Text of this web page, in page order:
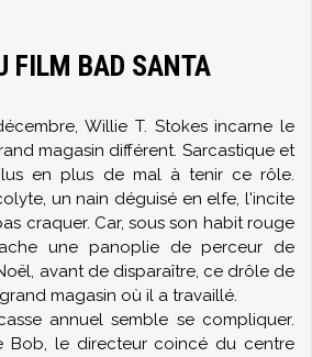
FILM BAD SANTA
Willie T. Stokes incarne le
magasin différent. Sarcastique et
en plus de mal à tenir ce rôle.
un nain déguisé en elfe, l'incite
craquer. Car, sous son habit rouge
une panoplie de perceur de
avant de disparaître, ce drôle de
magasin où il a travaillé.
annuel semble se compliquer.
Bob, le directeur coincé du centre